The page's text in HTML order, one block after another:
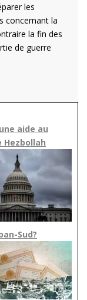
les
concernant la
la fin des
de guerre
aide au
Sud?